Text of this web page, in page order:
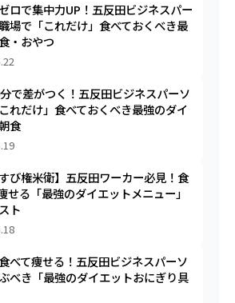
ロで集中力UP！五反田ビジネスパー
場で「これだけ」食べておくべき最
・おやつ
で差がつく！五反田ビジネスパーソ
れだけ」食べておくべき最強のダイ
食
すび権米衛】五反田ワーカー必見！食
せる「最強のダイエットメニュー」
ト
べて痩せる！五反田ビジネスパーソ
べき「最強のダイエットおにぎり具